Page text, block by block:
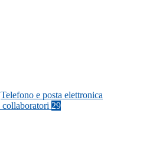
Telefono e posta elettronica
29